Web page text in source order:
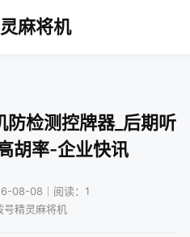
麻将机
检测控牌器_后期听
胡率-企业快讯
08-08｜阅读：1
号精灵麻将机